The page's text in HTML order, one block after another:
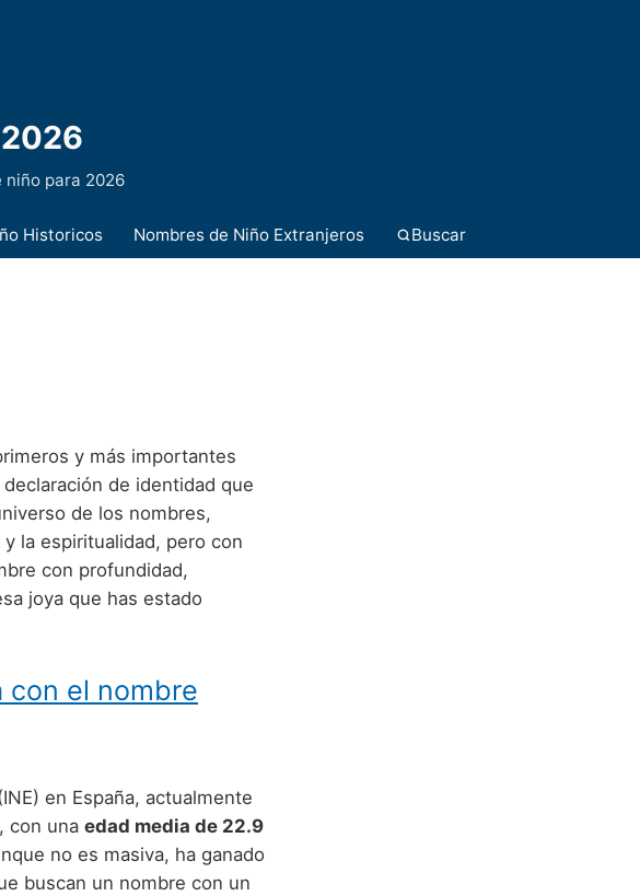
niño para 2026
Historicos Nombres de Niño Extranjeros Buscar
y más importantes
de identidad que
de los nombres,
la espiritualidad, pero con
con profundidad,
joya que has estado
con el nombre
en España, actualmente
con una edad media de 22.9
no es masiva, ha ganado
buscan un nombre con un